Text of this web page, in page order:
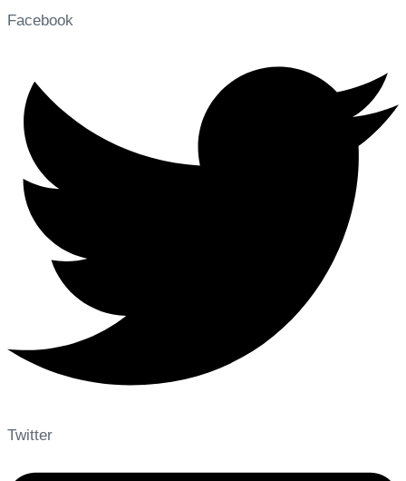
Facebook
Twitter